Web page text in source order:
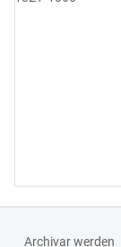
Archivar werden